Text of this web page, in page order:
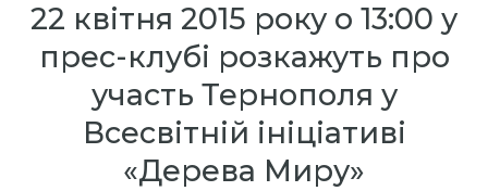
22 квітня 2015 року о 13:00 у
прес-клубі розкажуть про
участь Тернополя у
Всесвітній ініціативі
«Дерева Миру»